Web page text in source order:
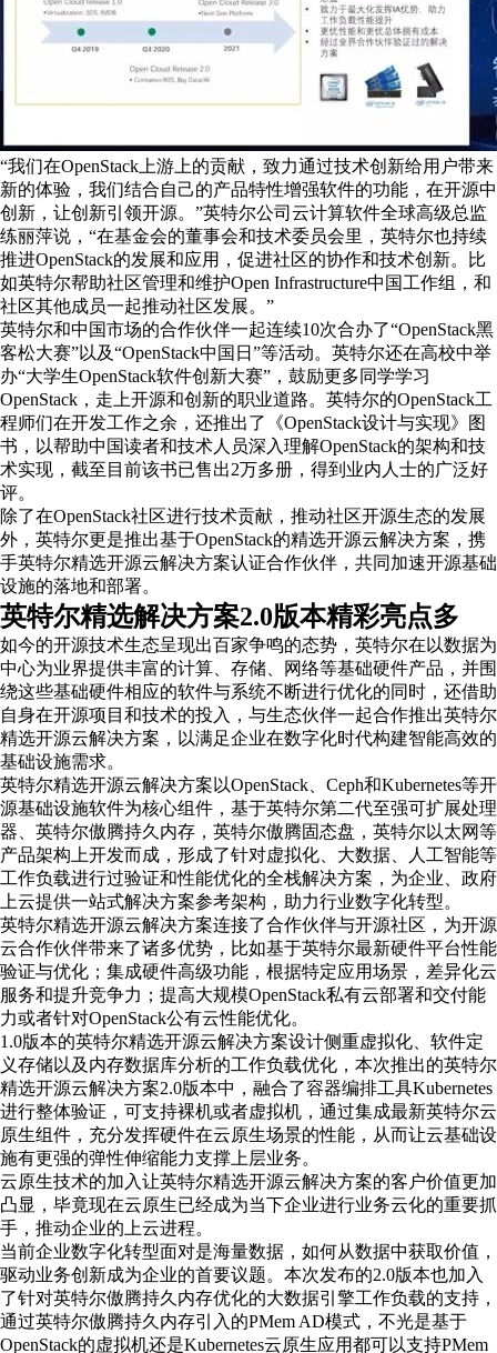
“我们在OpenStack上游上的贡献，致力通过技术创新给用户带来
新的体验，我们结合自己的产品特性增强软件的功能，在开源中
创新，让创新引领开源。”英特尔公司云计算软件全球高级总监
练丽萍说，“在基金会的董事会和技术委员会里，英特尔也持续
推进OpenStack的发展和应用，促进社区的协作和技术创新。比
如英特尔帮助社区管理和维护Open Infrastructure中国工作组，和
社区其他成员一起推动社区发展。”
英特尔和中国市场的合作伙伴一起连续10次合办了“OpenStack黑
客松大赛”以及“OpenStack中国日”等活动。英特尔还在高校中举
办“大学生OpenStack软件创新大赛”，鼓励更多同学学习
OpenStack，走上开源和创新的职业道路。英特尔的OpenStack工
程师们在开发工作之余，还推出了《OpenStack设计与实现》图
书，以帮助中国读者和技术人员深入理解OpenStack的架构和技
术实现，截至目前该书已售出2万多册，得到业内人士的广泛好
评。
除了在OpenStack社区进行技术贡献，推动社区开源生态的发展
外，英特尔更是推出基于OpenStack的精选开源云解决方案，携
手英特尔精选开源云解决方案认证合作伙伴，共同加速开源基础
设施的落地和部署。
英特尔精选解决方案2.0版本精彩亮点多
如今的开源技术生态呈现出百家争鸣的态势，英特尔在以数据为
中心为业界提供丰富的计算、存储、网络等基础硬件产品，并围
绕这些基础硬件相应的软件与系统不断进行优化的同时，还借助
自身在开源项目和技术的投入，与生态伙伴一起合作推出英特尔
精选开源云解决方案，以满足企业在数字化时代构建智能高效的
基础设施需求。
英特尔精选开源云解决方案以OpenStack、Ceph和Kubernetes等开
源基础设施软件为核心组件，基于英特尔第二代至强可扩展处理
器、英特尔傲腾持久内存，英特尔傲腾固态盘，英特尔以太网等
产品架构上开发而成，形成了针对虚拟化、大数据、人工智能等
工作负载进行过验证和性能优化的全栈解决方案，为企业、政府
上云提供一站式解决方案参考架构，助力行业数字化转型。
英特尔精选开源云解决方案连接了合作伙伴与开源社区，为开源
云合作伙伴带来了诸多优势，比如基于英特尔最新硬件平台性能
验证与优化；集成硬件高级功能，根据特定应用场景，差异化云
服务和提升竞争力；提高大规模OpenStack私有云部署和交付能
力或者针对OpenStack公有云性能优化。
1.0版本的英特尔精选开源云解决方案设计侧重虚拟化、软件定
义存储以及内存数据库分析的工作负载优化，本次推出的英特尔
精选开源云解决方案2.0版本中，融合了容器编排工具Kubernetes
进行整体验证，可支持裸机或者虚拟机，通过集成最新英特尔云
原生组件，充分发挥硬件在云原生场景的性能，从而让云基础设
施有更强的弹性伸缩能力支撑上层业务。
云原生技术的加入让英特尔精选开源云解决方案的客户价值更加
凸显，毕竟现在云原生已经成为当下企业进行业务云化的重要抓
手，推动企业的上云进程。
当前企业数字化转型面对是海量数据，如何从数据中获取价值，
驱动业务创新成为企业的首要议题。本次发布的2.0版本也加入
了针对英特尔傲腾持久内存优化的大数据引擎工作负载的支持，
通过英特尔傲腾持久内存引入的PMem AD模式，不光是基于
OpenStack的虚拟机还是Kubernetes云原生应用都可以支持PMem